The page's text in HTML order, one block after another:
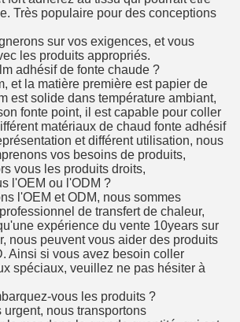
Très populaire pour des conceptions
sur vos exigences, et vous
les produits appropriés.
adhésif de fonte chaude ?
et la matière première est papier de
est solide dans température ambiant,
fonte point, il est capable pour coller
matériaux de chaud fonte adhésif
et différent utilisation, nous
vos besoins de produits,
vous les produits droits,
l'OEM ou l'ODM ?
l'OEM et ODM, nous sommes
de transfert de chaleur,
expérience du vente 10years sur
nous peuvent vous aider des produits
Ainsi si vous avez besoin coller
spéciaux, veuillez ne pas hésiter à
vous les produits ?
urgent, nous transportons